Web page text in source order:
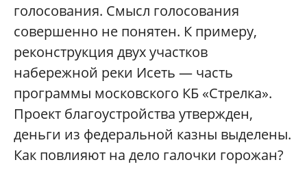
голосования. Смысл голосования
совершенно не понятен. К примеру,
реконструкция двух участков
набережной реки Исеть — часть
программы московского КБ «Стрелка».
Проект благоустройства утвержден,
деньги из федеральной казны выделены.
Как повлияют на дело галочки горожан?